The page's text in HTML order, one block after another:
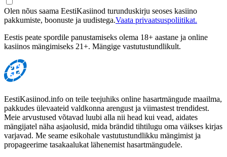
Olen nõus saama EestiKasiinod turunduskirju seoses kasiino
pakkumiste, boonuste ja uudistega.Vaata privaatsuspoliitikat.
Eestis peate spordile panustamiseks olema 18+ aastane ja online
kasiinos mängimiseks 21+. Mängige vastutustundlikult.
EestiKasiinod.info on teile teejuhiks online hasartmängude maailma,
pakkudes ülevaateid valdkonna arengust ja viimastest trendidest.
Meie arvustused võtavad luubi alla nii head kui vead, aidates
mängijatel näha asjaolusid, mida brändid tihtilugu oma väikses kirjas
varjavad. Me seame esikohale vastutustundlikku mängimist ja
propageerime tasakaalukat lähenemist hasartmängudele.